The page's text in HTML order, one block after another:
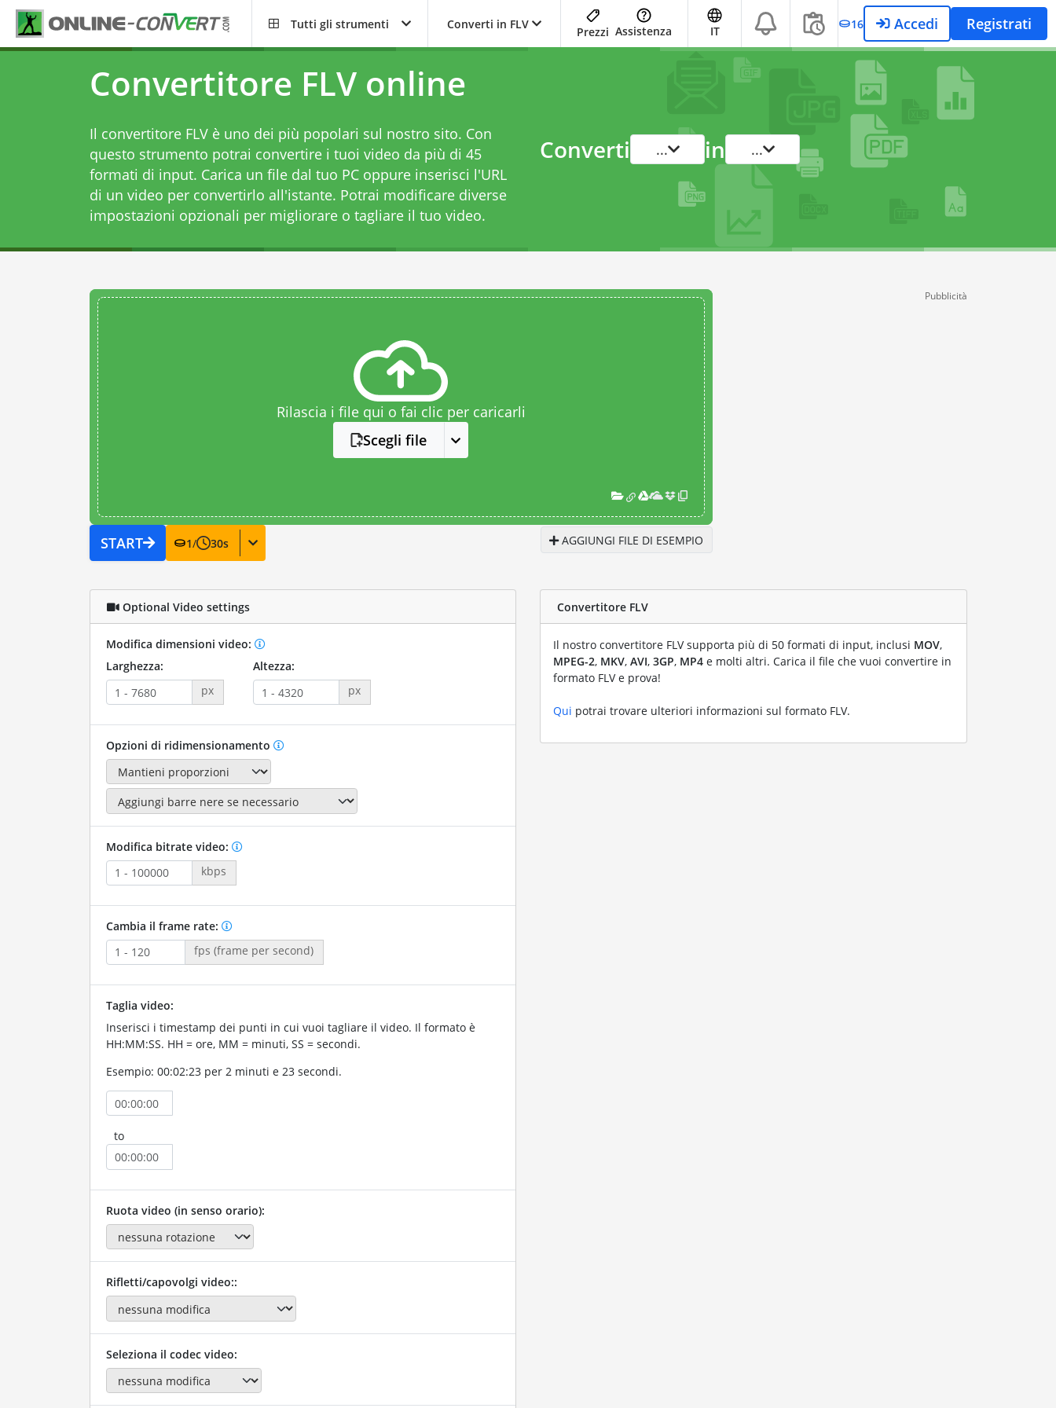
Tutti gli strumenti Converti in FLV
Prezzi Assistenza IT 16 Accedi Registrati
Convertitore FLV online
Il convertitore FLV è uno dei più popolari sul nostro sito. Con
questo strumento potrai convertire i tuoi video da più di 45
formati di input. Carica un file dal tuo PC oppure inserisci l'URL
di un video per convertirlo all'istante. Potrai modificare diverse
impostazioni opzionali per migliorare o tagliare il tuo video.
Converti ... in ...
Rilascia i file qui o fai clic per caricarli
Scegli file
START 1/ 30s AGGIUNGI FILE DI ESEMPIO
Pubblicità
Optional Video settings
Modifica dimensioni video:
Larghezza:
px
Altezza:
px
Opzioni di ridimensionamento
Modifica bitrate video:
kbps
Cambia il frame rate:
fps (frame per second)
Taglia video:
Inserisci i timestamp dei punti in cui vuoi tagliare il video. Il formato è
HH:MM:SS. HH = ore, MM = minuti, SS = secondi.
Esempio: 00:02:23 per 2 minuti e 23 secondi.
to
Ruota video (in senso orario):
Rifletti/capovolgi video::
Seleziona il codec video:
Convertitore FLV
Il nostro convertitore FLV supporta più di 50 formati di input, inclusi MOV,
MPEG-2, MKV, AVI, 3GP, MP4 e molti altri. Carica il file che vuoi convertire in
formato FLV e prova!
Qui potrai trovare ulteriori informazioni sul formato FLV.